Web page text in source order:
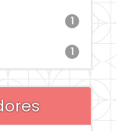
1
1